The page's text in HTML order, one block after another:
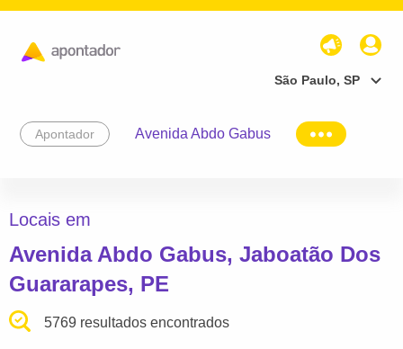
São Paulo, SP
Apontador Avenida Abdo Gabus
Locais em
Avenida Abdo Gabus, Jaboatão Dos
Guararapes, PE
5769 resultados encontrados